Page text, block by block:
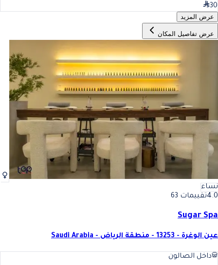
30
عرض المزيد
عرض تفاصيل المكان
نساء
4.0تقييمات 63
Sugar Spa
عين الوغرة - 13253 - منطقة الرياض - Saudi Arabia
داخل الصالون